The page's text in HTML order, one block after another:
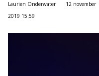
Laurien Onderwater
12 november
2019 15:59